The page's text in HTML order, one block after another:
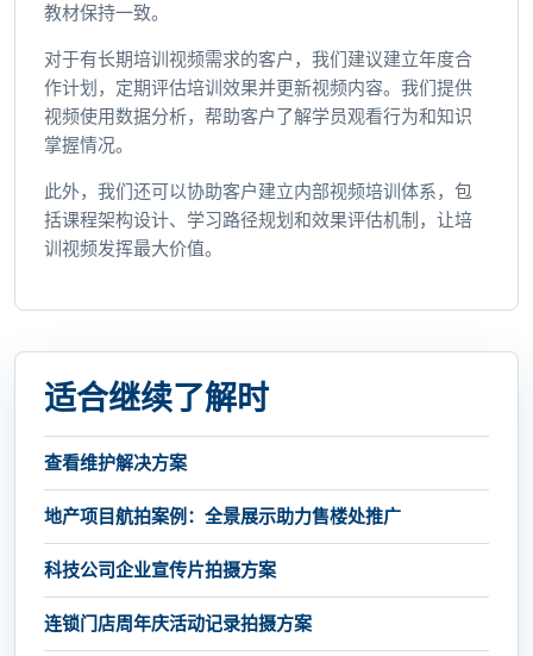
教材保持一致。
对于有长期培训视频需求的客户，我们建议建立年度合
作计划，定期评估培训效果并更新视频内容。我们提供
视频使用数据分析，帮助客户了解学员观看行为和知识
掌握情况。
此外，我们还可以协助客户建立内部视频培训体系，包
括课程架构设计、学习路径规划和效果评估机制，让培
训视频发挥最大价值。
适合继续了解时
查看维护解决方案
地产项目航拍案例：全景展示助力售楼处推广
科技公司企业宣传片拍摄方案
连锁门店周年庆活动记录拍摄方案